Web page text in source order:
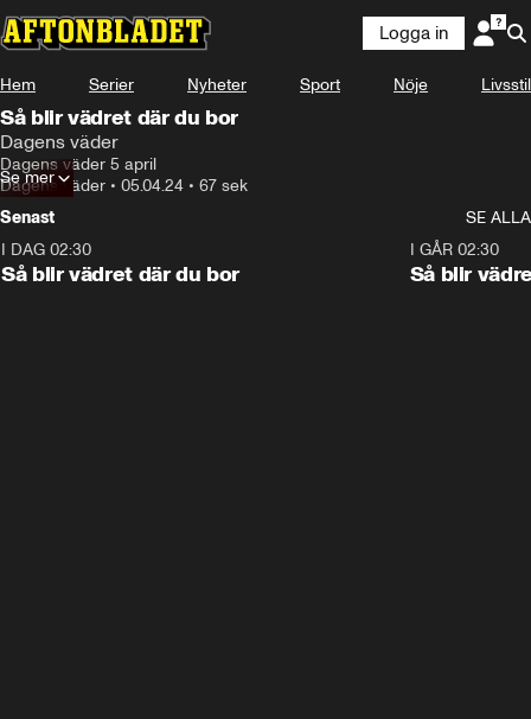
Logga in
Hem Serier Nyheter Sport Nöje Livsstil
Så blir vädret där du bor
Dagens väder
Dagens väder 5 april
Dagens väder • 05.04.24 • 67 sek
Se mer
Senast
SE ALLA
I DAG 02:30
Så blir vädret där du bor
I GÅR 02:30
Så blir